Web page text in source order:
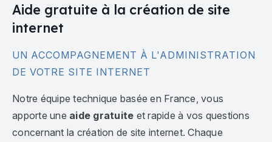
Aide gratuite à la création de site
internet
UN ACCOMPAGNEMENT À L'ADMINISTRATION
DE VOTRE SITE INTERNET
Notre équipe technique basée en France, vous
apporte une aide gratuite et rapide à vos questions
concernant la création de site internet. Chaque